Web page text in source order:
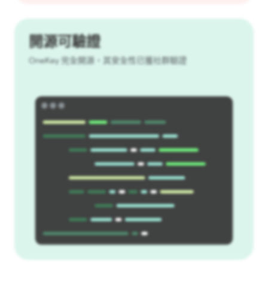
開源可驗證
OneKey 完全開源，其安全性已獲社群驗證